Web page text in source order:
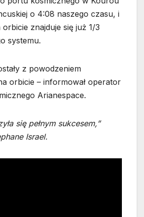
o 4:08 naszego czasu, i
orbicie znajduje się już 1/3
systemu.
z powodzeniem
orbicie – informował operator
Arianespace.
się pełnym sukcesem,”
Israel.